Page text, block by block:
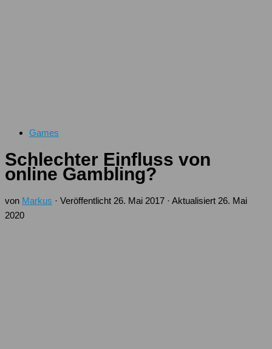
Games
Schlechter Einfluss von
online Gambling?
von Markus · Veröffentlicht 26. Mai 2017 · Aktualisiert 26. Mai
2020